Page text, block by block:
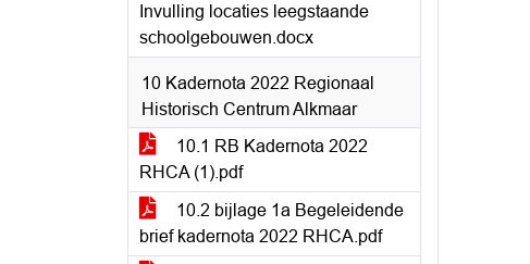
Invulling locaties leegstaande
schoolgebouwen.docx
10 Kadernota 2022 Regionaal
Historisch Centrum Alkmaar
10.1 RB Kadernota 2022
RHCA (1).pdf
10.2 bijlage 1a Begeleidende
brief kadernota 2022 RHCA.pdf